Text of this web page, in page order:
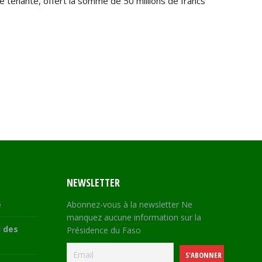
des
NEWSLETTER
Abonnez-vous à la newsletter Ne
manquez aucune information sur la
Présidence du Faso